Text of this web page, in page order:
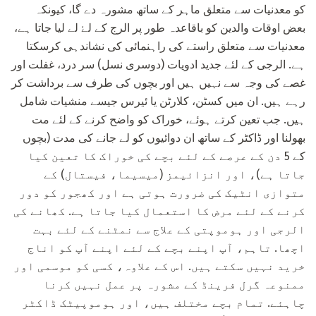
کو معدنیات سے متعلق ماہر کے ساتھ مشورہ دے گا، کیونکہ
بعض اوقات والدین کو باقاعدہ طور پر الرج کے لۓ لے لیا جاتا ہے،
معدنیات سے متعلق راستے کی راہنمائی کی نشاندہی کرسکتا
ہے. الرجی کے لئے جدید ادویات (دوسری نسل) سر درد، غفلت اور
غصے کی وجہ سے نہیں ہیں اور بچوں کی طرف سے برداشت کر
رہے ہیں. ان میں کسٹن، کلارٹن یا ئیرس جیسے منشیات شامل
ہیں. جب تعین کرتے ہوئے، خوراک کو واضح کرنے کے لئے مت
بھولنا اور ڈاکٹر کے ساتھ ان دوائیوں کو لے جانے کی مدت (بچوں
کے 5 دن کے عرصے کے لئے بچے کی خوراک کا تعین کیا
جاتا ہے)، اور انزائیمز (میسیما، فیستال) کے
متوازی انٹیک کی ضرورت ہوتی ہے اور کھجور کو دور
کرنے کے لئے مرض کا استعمال کیا جاتا ہے. کھانے کی
الرجی اور ہوموپتی کے علاج سے نمٹنے کے لئے بہت
اچھا. تاہم، آپ اپنے بچے کے لئے اپنے آپ کو اناج
خرید نہیں سکتے ہیں. اس کے علاوہ، کسی کو موسمی اور
ممنوعہ گرل فرینڈ کے مشورہ پر عمل نہیں کرنا
چاہئے. تمام بچے مختلف ہیں، اور ہوموپیٹک ڈاکٹر